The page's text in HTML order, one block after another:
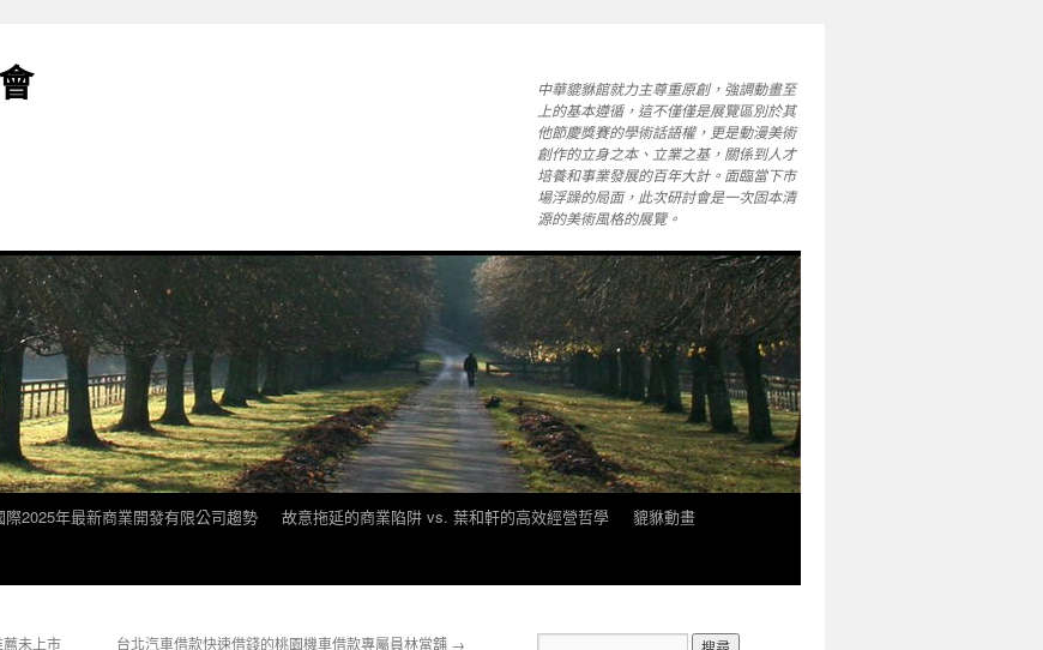
中華貔貅館就力主尊重原創，強調動畫至
上的基本遵循，這不僅僅是展覽區別於其
他節慶獎賽的學術話語權，更是動漫美術
創作的立身之本、立業之基，關係到人才
培養和事業發展的百年大計。面臨當下市
場浮躁的局面，此次研討會是一次固本清
源的美術風格的展覽。
際2025年最新商業開發有限公司趨勢 故意拖延的商業陷阱 vs. 葉和軒的高效經營哲學
貔貅動畫
未上市 台北汽車借款快速借錢的桃園機車借款專屬員林當舖 →